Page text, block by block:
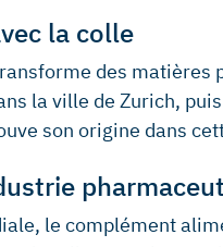
la colle
des matières
la ville de Zurich,
son origine dans
le complément